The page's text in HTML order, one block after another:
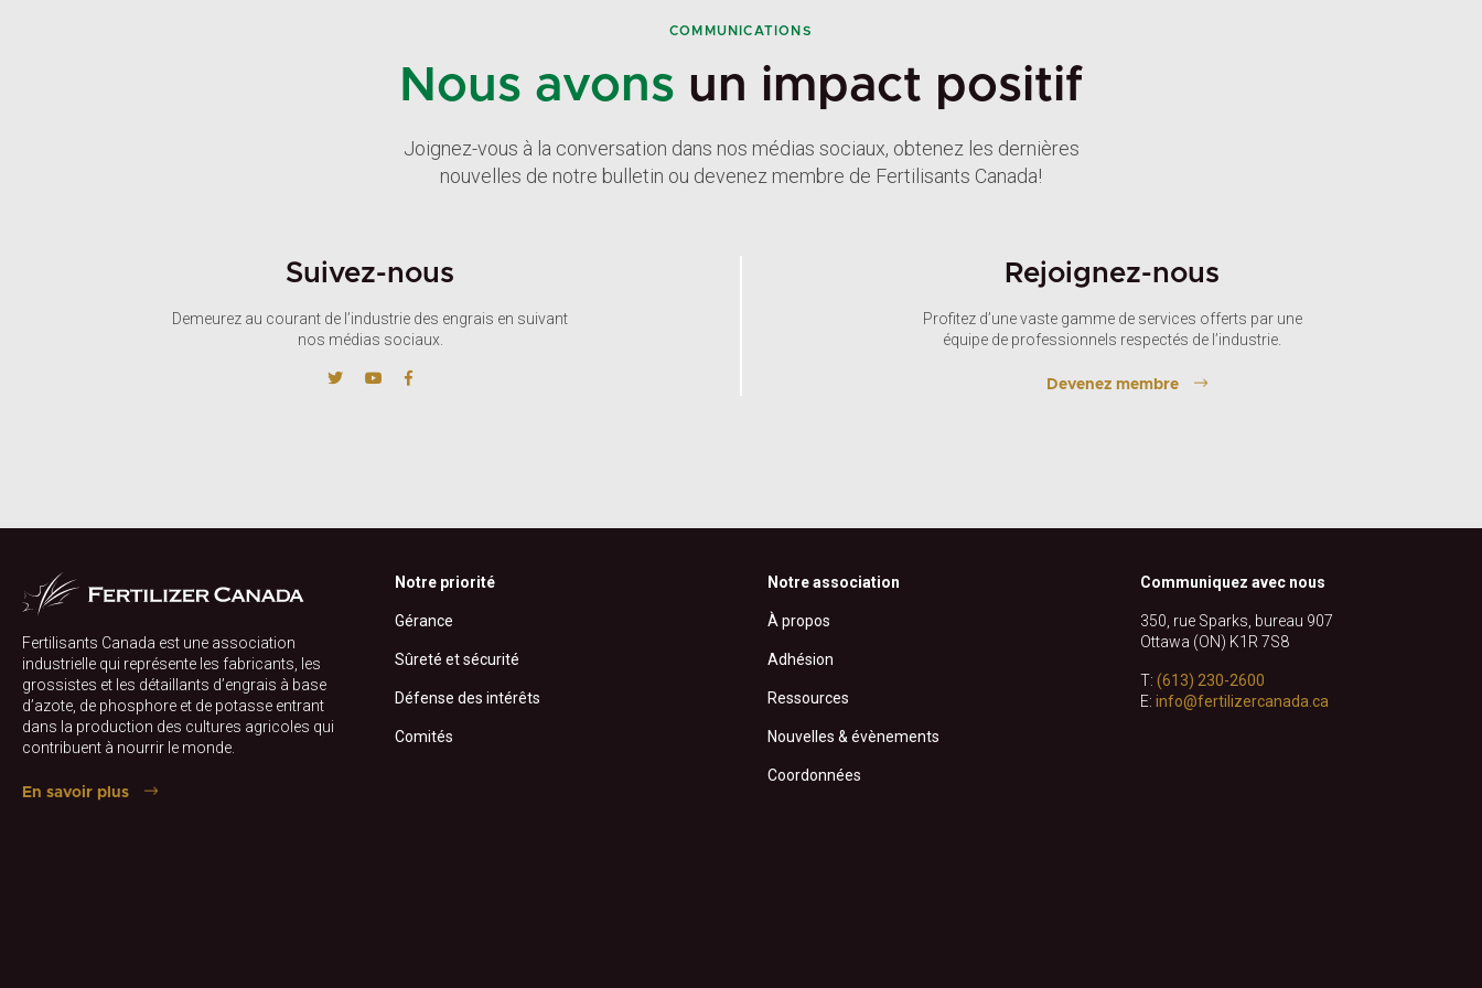
COMMUNICATIONS
Nous avons un impact positif
Joignez-vous à la conversation dans nos médias sociaux, obtenez les dernières
nouvelles de notre bulletin ou devenez membre de Fertilisants Canada!
Suivez-nous
Demeurez au courant de l’industrie des engrais en suivant
nos médias sociaux.
Rejoignez-nous
Profitez d’une vaste gamme de services offerts par une
équipe de professionnels respectés de l’industrie.
Devenez membre
Fertilisants Canada est une association
industrielle qui représente les fabricants, les
grossistes et les détaillants d’engrais à base
d’azote, de phosphore et de potasse entrant
dans la production des cultures agricoles qui
contribuent à nourrir le monde.
En savoir plus
Notre priorité
Gérance
Sûreté et sécurité
Défense des intérêts
Comités
Notre association
À propos
Adhésion
Ressources
Nouvelles & évènements
Coordonnées
Communiquez avec nous
350, rue Sparks, bureau 907
Ottawa (ON) K1R 7S8
T: (613) 230-2600
E: info@fertilizercanada.ca